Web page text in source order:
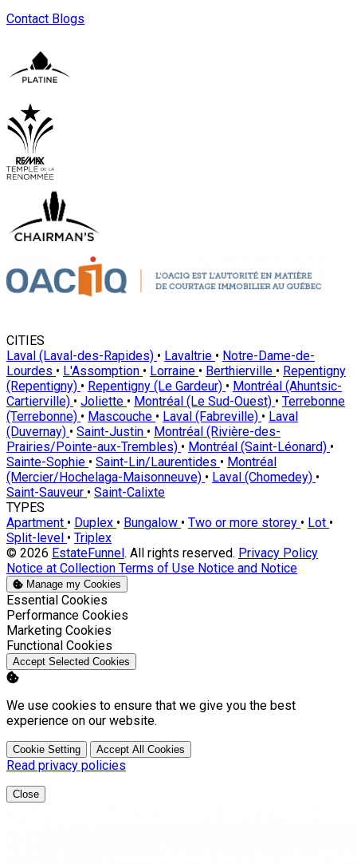
Contact Blogs
CITIES
Laval (Laval-des-Rapides) • Lavaltrie • Notre-Dame-de-
Lourdes • L'Assomption • Lorraine • Berthierville • Repentigny
(Repentigny) • Repentigny (Le Gardeur) • Montréal (Ahuntsic-
Cartierville) • Joliette • Montréal (Le Sud-Ouest) • Terrebonne
(Terrebonne) • Mascouche • Laval (Fabreville) • Laval
(Duvernay) • Saint-Justin • Montréal (Rivière-des-
Prairies/Pointe-aux-Trembles) • Montréal (Saint-Léonard) •
Sainte-Sophie • Saint-Lin/Laurentides • Montréal
(Mercier/Hochelaga-Maisonneuve) • Laval (Chomedey) •
Saint-Sauveur • Saint-Calixte
TYPES
Apartment • Duplex • Bungalow • Two or more storey • Lot •
Split-level • Triplex
© 2026 EstateFunnel . All rights reserved. Privacy Policy
Notice at Collection Terms of Use Notice and Notice
Manage my Cookies
Enable
Essential Cookies
Enable
Performance Cookies
Enable
Marketing Cookies
Enable
Functional Cookies
Accept Selected Cookies
We use cookies to ensure that we give you the best
experience on our website.
Cookie Setting Accept All Cookies
Read privacy policies
Close